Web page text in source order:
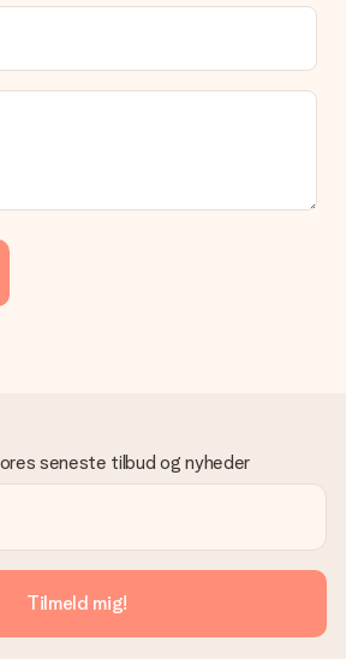
kan jeg vælge?
(endnu) muligt at vælge en
gave, du vil bestille, sendes enten som
levering. Vil du gerne vide
sendes på? Kontakt venligst vores
Dankort, Paypal,
eller bankoverførsel. I tilfælde af
skal du tage højde for en ekstra 3
de hjælper gerne med at finde en
med ordren?
din ordre. Du modtager altid
og du kan altid finde den i din
betyder at du kan få gaven leveret
hvilket gør det til en sand
seneste tilbud og nyheder
Tilmeld mig!